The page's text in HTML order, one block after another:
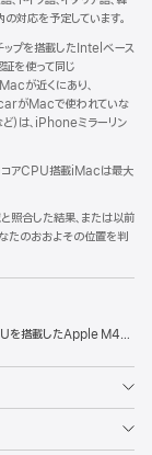
対応を予定しています。
プを搭載したIntelベース
を使って同じ
が近くにあり、
がMacで使われていな
）は、iPhoneミラーリン
コアCPU搭載iMacは最大
照合した結果、または以前
たのおおよその位置を判
、Nano-textureガラス - オレンジ